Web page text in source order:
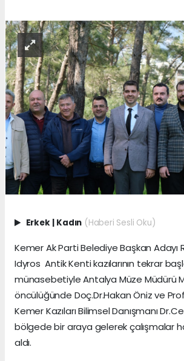
Erkek | Kadın (Haberi Sesli Oku)
Kemer Ak Parti Belediye Başkan Adayı
Idyros Antik Kenti kazılarının tekrar
münasebetiyle Antalya Müze Müdürü
öncülüğünde Doç.Dr.Hakan Öniz ve
Kemer Kazıları Bilimsel Danışmanı
bölgede bir araya gelerek çalışmalar
aldı.